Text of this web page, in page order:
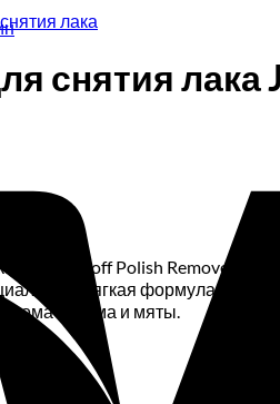
лака
снятия лака
Jerden Proff Polish Remover
мягкая формула
лайма и мяты.